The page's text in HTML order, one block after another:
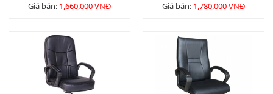
Giá bán: 1,660,000 VNĐ
Giá bán: 1,780,000 VNĐ